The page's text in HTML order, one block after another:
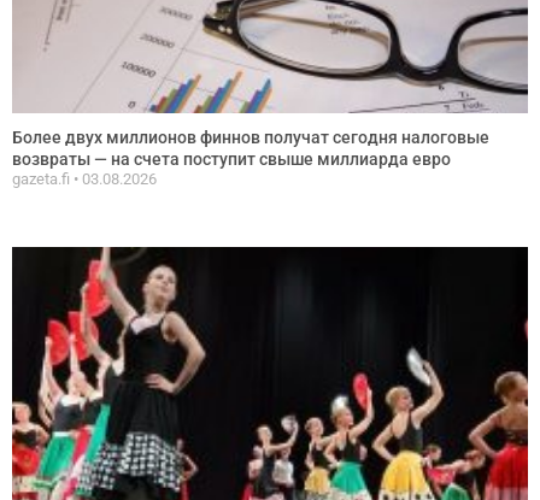
Более двух миллионов финнов получат сегодня налоговые
возвраты — на счета поступит свыше миллиарда евро
gazeta.fi 03.08.2026